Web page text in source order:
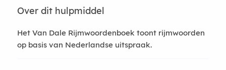
Over dit hulpmiddel
Het Van Dale Rijmwoordenboek toont rijmwoorden
op basis van Nederlandse uitspraak.